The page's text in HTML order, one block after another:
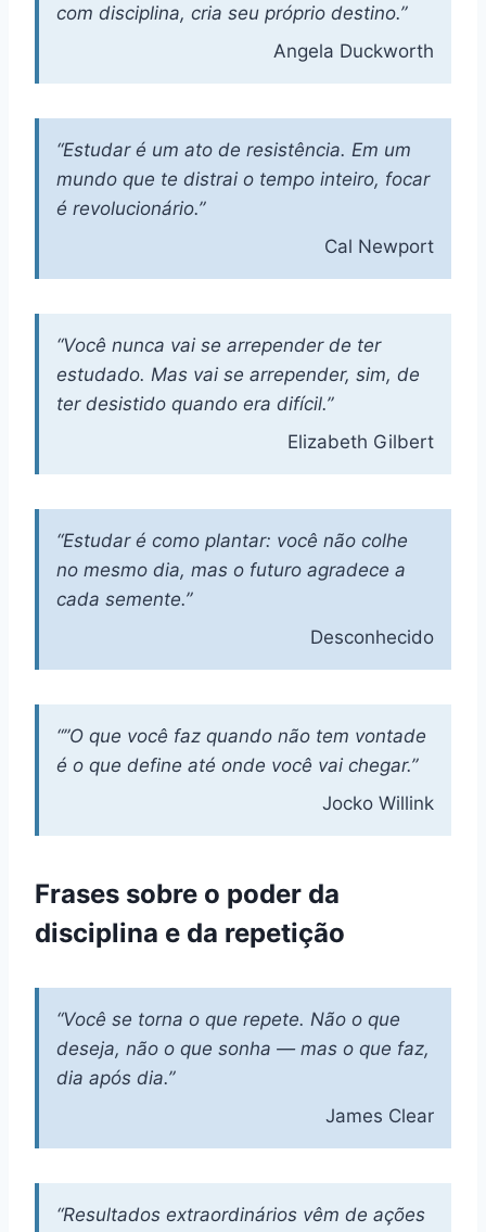
com disciplina, cria seu próprio destino.”
Angela Duckworth
“Estudar é um ato de resistência. Em um
mundo que te distrai o tempo inteiro, focar
é revolucionário.”
Cal Newport
“Você nunca vai se arrepender de ter
estudado. Mas vai se arrepender, sim, de
ter desistido quando era difícil.”
Elizabeth Gilbert
“Estudar é como plantar: você não colhe
no mesmo dia, mas o futuro agradece a
cada semente.”
Desconhecido
“”O que você faz quando não tem vontade
é o que define até onde você vai chegar.”
Jocko Willink
Frases sobre o poder da
disciplina e da repetição
“Você se torna o que repete. Não o que
deseja, não o que sonha — mas o que faz,
dia após dia.”
James Clear
“Resultados extraordinários vêm de ações